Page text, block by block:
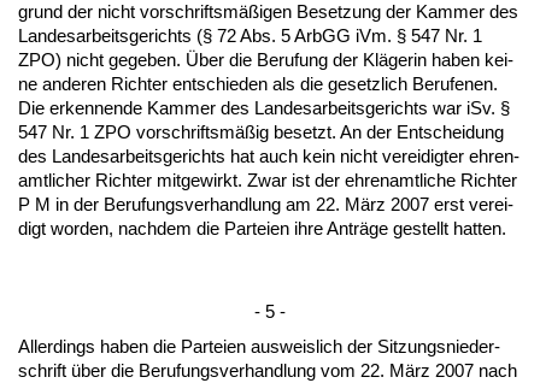
grund der nicht vor­schriftsmäßigen Be­set­zung der Kam­mer des
Lan­des­ar­beits­ge­richts (§ 72 Abs. 5 ArbGG iVm. § 547 Nr. 1
ZPO) nicht ge­ge­ben. Über die Be­ru­fung der Kläge­rin ha­ben kei­
ne an­de­ren Rich­ter ent­schie­den als die ge­setz­lich Be­ru­fe­nen.
Die er­ken­nen­de Kam­mer des Lan­des­ar­beits­ge­richts war iSv. §
547 Nr. 1 ZPO vor­schriftsmäßig be­setzt. An der Ent­schei­dung
des Lan­des­ar­beits­ge­richts hat auch kein nicht ver­ei­dig­ter eh­ren­
amt­li­cher Rich­ter mit­ge­wirkt. Zwar ist der eh­ren­amt­li­che Rich­ter
P M in der Be­ru­fungs­ver­hand­lung am 22. März 2007 erst ver­ei­
digt wor­den, nach­dem die Par­tei­en ih­re Anträge ge­stellt hat­ten.
- 5 -
Al­ler­dings ha­ben die Par­tei­en aus­weis­lich der Sit­zungs­nie­der­
schrift über die Be­ru­fungs­ver­hand­lung vom 22. März 2007 nach